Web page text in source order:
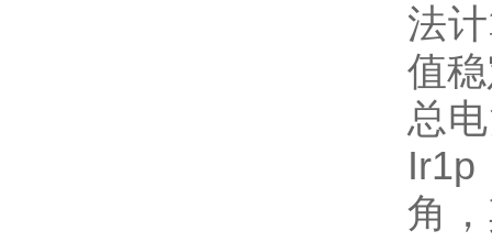
法
值
总
Ir1p
角